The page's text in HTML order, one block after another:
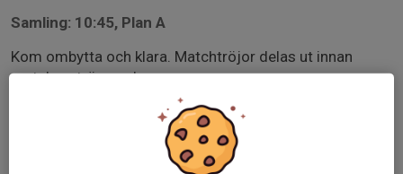
Samling: 10:45, Plan A
Kom ombytta och klara. Matchtröjor delas ut innan
match av tränaren!
Match Mix 3 mot 3 mot Idre-Särna SK MIX 18/19 Röd